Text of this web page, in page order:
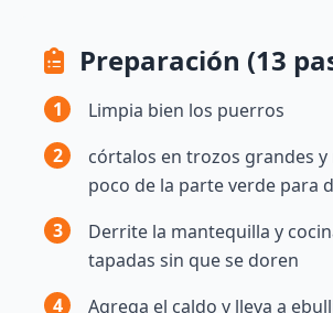
Preparación (13
1
Limpia bien los puerros
2
córtalos en trozos grandes y
poco de la parte verde para
3
Derrite la mantequilla y
tapadas sin que se doren
4
Agrega el caldo y lleva a